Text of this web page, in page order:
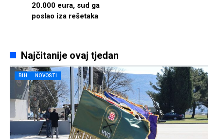
20.000 eura, sud ga
poslao iza rešetaka
Najčitanije ovaj tjedan
BIH NOVOSTI